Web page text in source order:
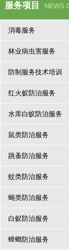
服务项目 NEWS
消毒服务
林业病虫害服务
防制服务技术培训
红火蚁防治服务
水库白蚁防治服务
鼠类防治服务
跳蚤防治服务
蚊类防治服务
蝇类防治服务
白蚁防治服务
蟑螂防治服务